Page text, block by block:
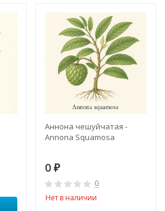
Аннона чешуйчатая -
Annona Squamosa
0 ₽
0
Нет в наличии